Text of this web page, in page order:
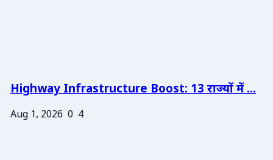
Highway Infrastructure Boost: 13 राज्यों में ...
Aug 1, 2026 0 4